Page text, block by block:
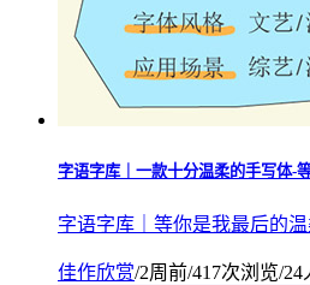
字语字库｜一款十分温柔的手写体-
字语字库｜等你是我最后的
佳作欣赏/2周前/417次浏览/24